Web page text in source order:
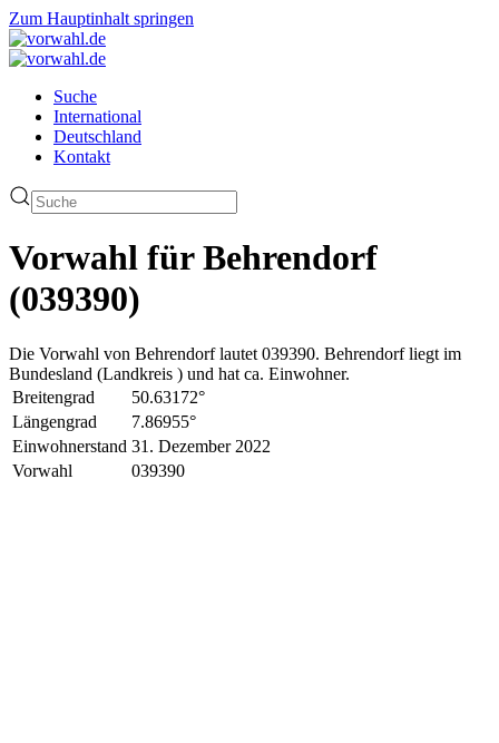
Zum Hauptinhalt springen
Suche
International
Deutschland
Kontakt
Vorwahl für Behrendorf
(039390)
Die Vorwahl von Behrendorf lautet 039390. Behrendorf liegt im
Bundesland (Landkreis ) und hat ca. Einwohner.
Breitengrad
50.63172°
Längengrad
7.86955°
Einwohnerstand 31. Dezember 2022
Vorwahl
039390